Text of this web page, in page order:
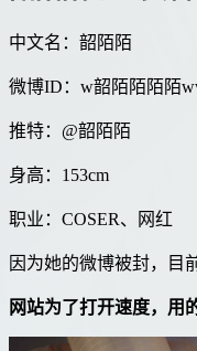
中文名：韶陌陌
微博ID：w韶陌陌陌陌
推特：@韶陌陌
身高：153cm
职业：COSER、网红
因为她的微博被封，目
网站为了打开速度，用